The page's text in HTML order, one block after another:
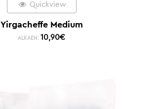
Quickview
Yirgacheffe Medium
ALKAEN: 10,90€